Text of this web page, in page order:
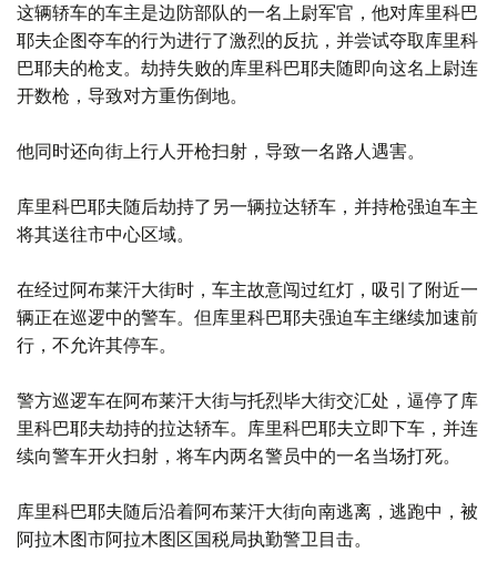
这辆轿车的车主是边防部队的一名上尉军官，他对库里科巴
耶夫企图夺车的行为进行了激烈的反抗，并尝试夺取库里科
巴耶夫的枪支。劫持失败的库里科巴耶夫随即向这名上尉连
开数枪，导致对方重伤倒地。
他同时还向街上行人开枪扫射，导致一名路人遇害。
库里科巴耶夫随后劫持了另一辆拉达轿车，并持枪强迫车主
将其送往市中心区域。
在经过阿布莱汗大街时，车主故意闯过红灯，吸引了附近一
辆正在巡逻中的警车。但库里科巴耶夫强迫车主继续加速前
行，不允许其停车。
警方巡逻车在阿布莱汗大街与托烈毕大街交汇处，逼停了库
里科巴耶夫劫持的拉达轿车。库里科巴耶夫立即下车，并连
续向警车开火扫射，将车内两名警员中的一名当场打死。
库里科巴耶夫随后沿着阿布莱汗大街向南逃离，逃跑中，被
阿拉木图市阿拉木图区国税局执勤警卫目击。